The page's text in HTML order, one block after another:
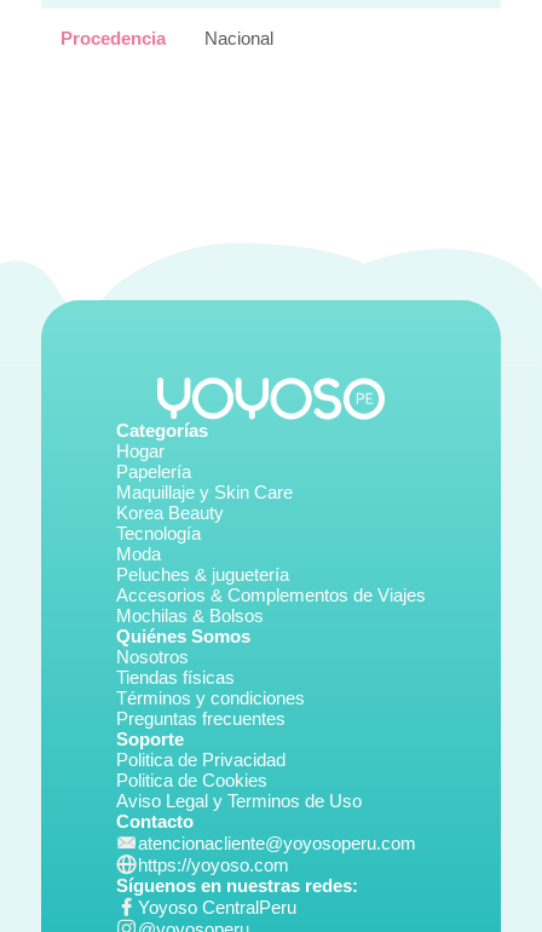
Procedencia Nacional
Categorías
Hogar
Papelería
Maquillaje y Skin Care
Korea Beauty
Tecnología
Moda
Peluches & juguetería
Accesorios & Complementos de Viajes
Mochilas & Bolsos
Quiénes Somos
Nosotros
Tiendas físicas
Términos y condiciones
Preguntas frecuentes
Soporte
Politica de Privacidad
Politica de Cookies
Aviso Legal y Terminos de Uso
Contacto
atencionacliente@yoyosoperu.com
https://yoyoso.com
Síguenos en nuestras redes:
Yoyoso CentralPeru